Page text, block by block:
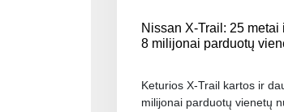
Nissan X-Trail: 25 metai
8 milijonai parduotų
Keturios X-Trail kartos ir
milijonai parduotų vienetų